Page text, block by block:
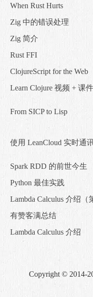
When Rust Hurts
Zig 中的错误处理
Zig 简介
Rust FFI
ClojureScript for the Web
Learn Clojure 视频 + 课件
From SICP to Lisp
使用 LeanCloud 实时通
Spark RDD 的前世今生
Python 最佳实践
Lambda Calculus 介绍（
有赞客满总结
Lambda Calculus 介绍
Copyright © 2014-